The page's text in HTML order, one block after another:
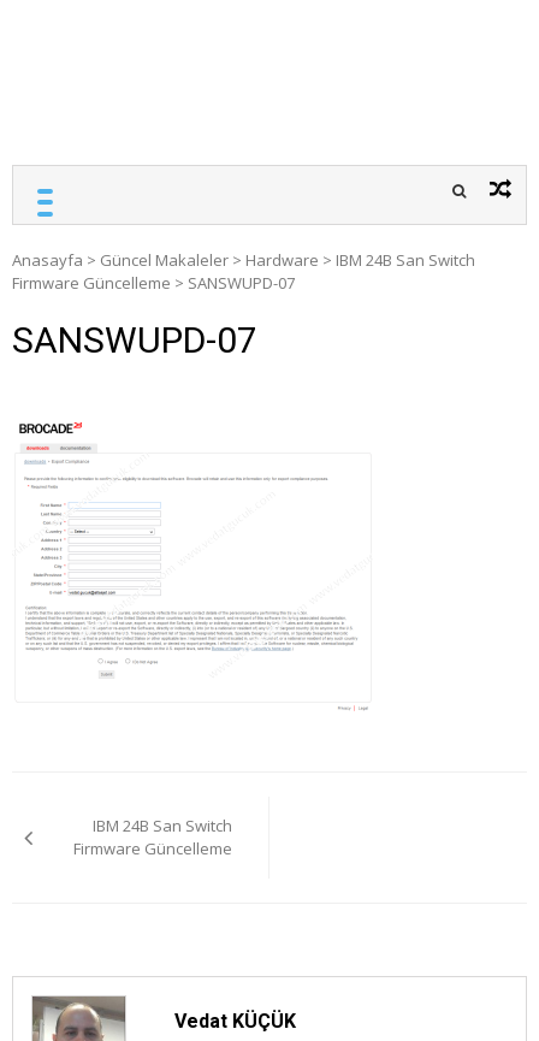
Anasayfa > Güncel Makaleler > Hardware > IBM 24B San Switch
Firmware Güncelleme > SANSWUPD-07
SANSWUPD-07
gezinmesi
IBM 24B San Switch
Firmware Güncelleme
Vedat KÜÇÜK